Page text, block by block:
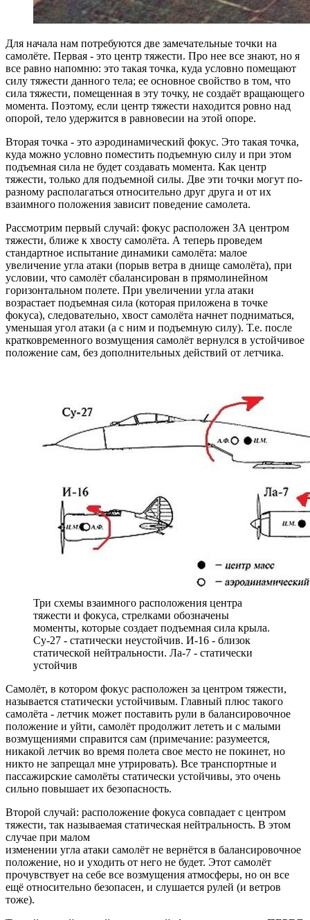
Для начала нам потребуются две замечательные точки на
самолёте. Первая - это центр тяжести. Про нее все знают, но я
все равно напомню: это такая точка, куда условно помещают
силу тяжести данного тела; ее основное свойство в том, что
сила тяжести, помещенная в эту точку, не создаёт вращающего
момента. Поэтому, если центр тяжести находится ровно над
опорой, тело удержится в равновесии на этой опоре.
Вторая точка - это аэродинамический фокус. Это такая точка,
куда можно условно поместить подъемную силу и при этом
подъемная сила не будет создавать момента. Как центр
тяжести, только для подъемной силы. Две эти точки могут по-
разному располагаться относительно друг друга и от их
взаимного положения зависит поведение самолета.
Рассмотрим первый случай: фокус расположен ЗА центром
тяжести, ближе к хвосту самолёта. А теперь проведем
стандартное испытание динамики самолёта: малое
увеличение угла атаки (порыв ветра в днище самолёта), при
условии, что самолёт сбалансирован в прямолинейном
горизонтальном полете. При увеличении угла атаки
возрастает подъемная сила (которая приложена в точке
фокуса), следовательно, хвост самолёта начнет подниматься,
уменьшая угол атаки (а с ним и подъемную силу). Т.е. после
кратковременного возмущения самолёт вернулся в устойчивое
положение сам, без дополнительных действий от летчика.
Три схемы взаимного расположения центра
тяжести и фокуса, стрелками обозначены
моменты, которые создает подъемная сила крыла.
Су-27 - статически неустойчив. И-16 - близок
статической нейтральности. Ла-7 - статически
устойчив
Самолёт, в котором фокус расположен за центром тяжести,
называется статически устойчивым. Главный плюс такого
самолёта - летчик может поставить рули в балансировочное
положение и уйти, самолёт продолжит лететь и с малыми
возмущениями справится сам (примечание: разумеется,
никакой летчик во время полета свое место не покинет, но
никто не запрещал мне утрировать). Все транспортные и
пассажирские самолёты статически устойчивы, это очень
сильно повышает их безопасность.
Второй случай: расположение фокуса совпадает с центром
тяжести, так называемая статическая нейтральность. В этом
случае при малом
изменении угла атаки самолёт не вернётся в балансировочное
положение, но и уходить от него не будет. Этот самолёт
прочувствует на себе все возмущения атмосферы, но он все
ещё относительно безопасен, и слушается рулей (и ветров
тоже).